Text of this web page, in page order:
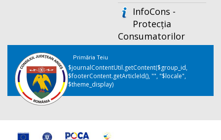
InfoCons -
Protecția
Consumatorilor
Primăria Teiu
$journalContentUtil.getContent($group_id,
$footerContent.getArticleId(), "", "$locale",
$theme_display)